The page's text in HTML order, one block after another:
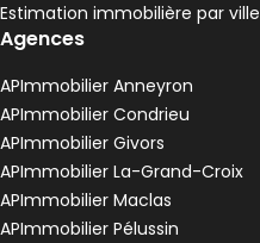
Estimation immobilière par ville
Agences
APImmobilier Anneyron
APImmobilier Condrieu
APImmobilier Givors
APImmobilier La-Grand-Croix
APImmobilier Maclas
APImmobilier Pélussin